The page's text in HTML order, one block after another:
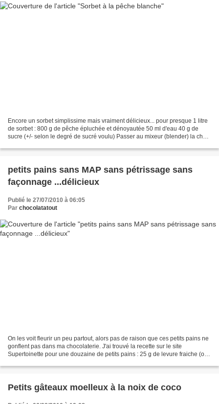
Encore un sorbet simplissime mais vraiment délicieux... pour presque 1 litre
de sorbet : 800 g de pêche épluchée et dénoyautée 50 ml d'eau 40 g de
sucre (+/- selon le degré de sucré voulu) Passer au mixeur (blender) la chair
petits pains sans MAP sans pétrissage sans
façonnage ...délicieux
Publié le 27/07/2010 à 06:05
Par chocolatatout
On les voit fleurir un peu partout, alors pas de raison que ces petits pains ne
gonflent pas dans ma chocolaterie. J'ai trouvé la recette sur le site
Supertoinette pour une douzaine de petits pains : 25 g de levure fraiche (ou
Petits gâteaux moelleux à la noix de coco